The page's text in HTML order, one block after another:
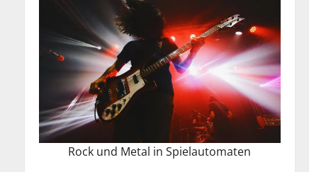
Rock und Metal in Spielautomaten